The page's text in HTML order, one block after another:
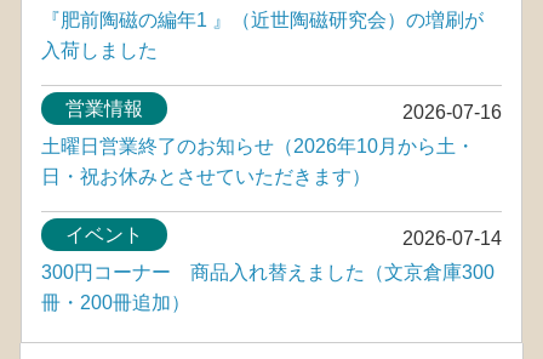
『肥前陶磁の編年1 』（近世陶磁研究会）の増刷が
入荷しました
2026-07-16
営業情報
土曜日営業終了のお知らせ（2026年10月から土・
日・祝お休みとさせていただきます）
2026-07-14
イベント
300円コーナー 商品入れ替えました（文京倉庫300
冊・200冊追加）